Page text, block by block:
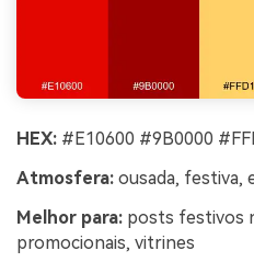
HEX: #E10600 #9B0000
Atmosfera: ousada, festiva,
Melhor para: posts festivos
promocionais, vitrines